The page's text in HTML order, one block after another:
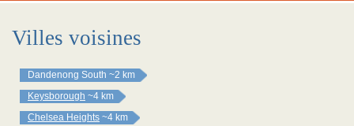
Villes voisines
Dandenong South ~2 km
Keysborough ~4 km
Chelsea Heights ~4 km